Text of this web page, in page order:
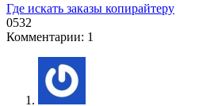
Где искать заказы копирайтеру
0532
Комментарии: 1